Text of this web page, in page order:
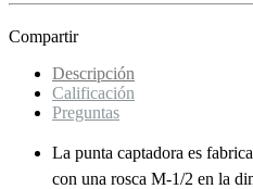
Compartir
Descripción
Calificación
Preguntas
La punta captadora es
con una rosca M-1/2 en la